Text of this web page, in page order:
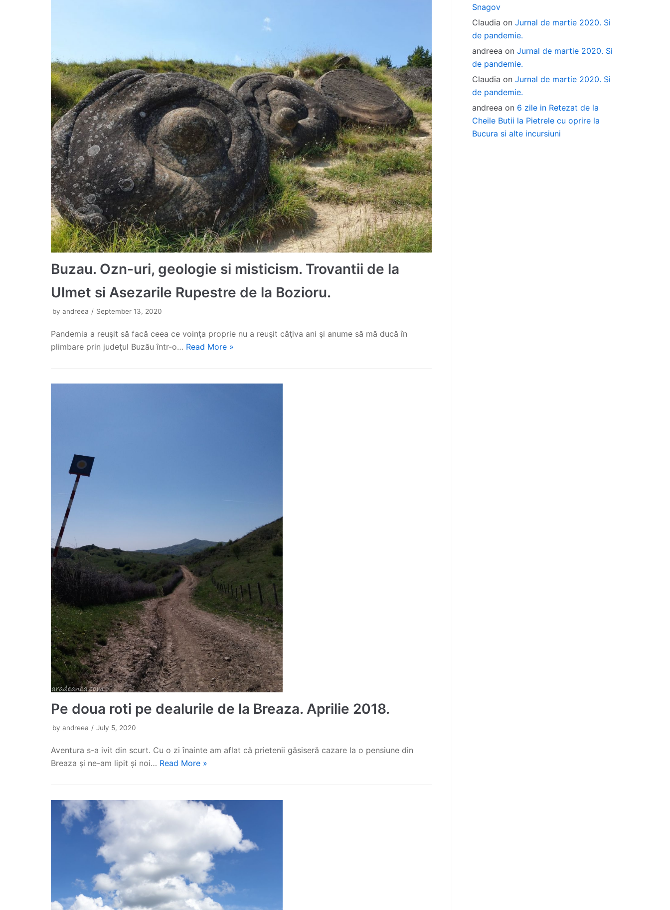
Buzau. Ozn-uri, geologie si misticism. Trovantii de la
Ulmet si Asezarile Rupestre de la Bozioru.
by andreea September 13, 2020
Pandemia a reuşit să facă ceea ce voinţa proprie nu a reuşit câţiva ani şi anume să mă ducă în
plimbare prin judeţul Buzău într-o… Read More »
Pe doua roti pe dealurile de la Breaza. Aprilie 2018.
by andreea July 5, 2020
Aventura s-a ivit din scurt. Cu o zi înainte am aflat că prietenii găsiseră cazare la o pensiune din
Breaza și ne-am lipit și noi… Read More »
Snagov
Claudia on Jurnal de martie 2020. Si
de pandemie.
andreea on Jurnal de martie 2020. Si
de pandemie.
Claudia on Jurnal de martie 2020. Si
de pandemie.
andreea on 6 zile in Retezat de la
Cheile Butii la Pietrele cu oprire la
Bucura si alte incursiuni